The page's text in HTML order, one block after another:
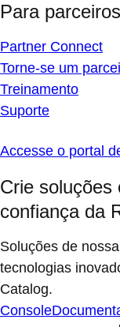
Para parceiros
Partner Connect
Torne-se um
Treinamento
Suporte
Accesse o portal
Crie soluções
confiança da
Soluções de
tecnologias
Catalog.
Console